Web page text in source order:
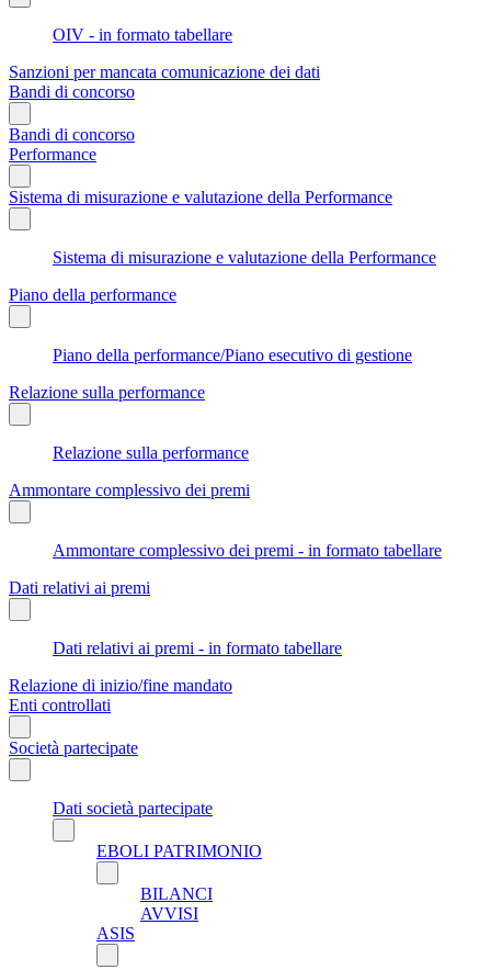
OIV - in formato tabellare
Sanzioni per mancata comunicazione dei dati
Bandi di concorso
Bandi di concorso
Performance
Sistema di misurazione e valutazione della Performance
Sistema di misurazione e valutazione della Performance
Piano della performance
Piano della performance/Piano esecutivo di gestione
Relazione sulla performance
Relazione sulla performance
Ammontare complessivo dei premi
Ammontare complessivo dei premi - in formato tabellare
Dati relativi ai premi
Dati relativi ai premi - in formato tabellare
Relazione di inizio/fine mandato
Enti controllati
Società partecipate
Dati società partecipate
EBOLI PATRIMONIO
BILANCI
AVVISI
ASIS